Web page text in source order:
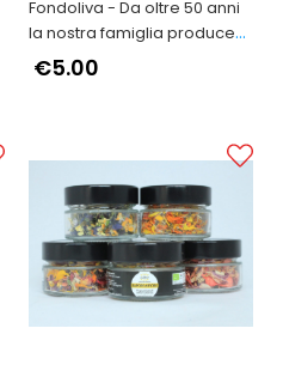
Fondoliva - Da oltre 50 anni
la nostra famiglia produce
Olio Extravergine d'Oliva
€5.00